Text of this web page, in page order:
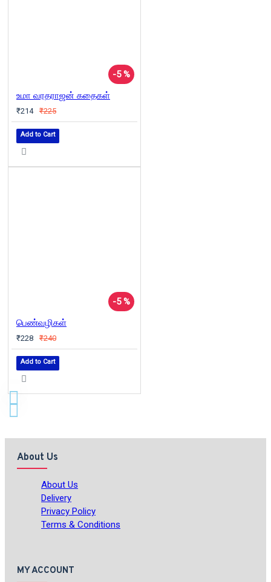
-5 %
உமா வரதராஜன் கதைகள்
₹214 ₹225
Add to Cart
-5 %
பெண்வழிகள்
₹228 ₹240
Add to Cart
About Us
About Us
Delivery
Privacy Policy
Terms & Conditions
MY ACCOUNT